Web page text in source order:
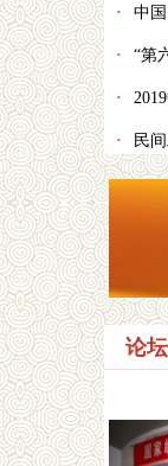
· 中
· “第
·
· 民
论